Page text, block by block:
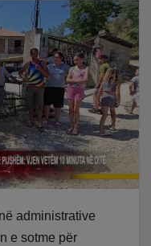
administrative
e sotme për